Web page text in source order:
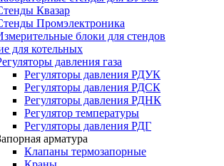
Квазар
Промэлектроника
блоки для стендов
для котельных
давления газа
Регуляторы давления РДУК
Регуляторы давления РДСК
Регуляторы давления РДНК
Регулятор температуры
Регуляторы давления РДГ
арматура
Клапаны термозапорные